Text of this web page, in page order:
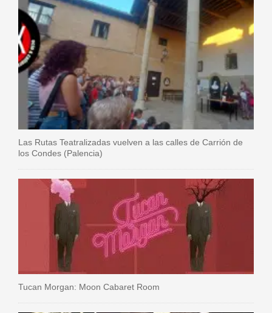
Las Rutas Teatralizadas vuelven a las calles de Carrión de
los Condes (Palencia)
Tucan Morgan: Moon Cabaret Room